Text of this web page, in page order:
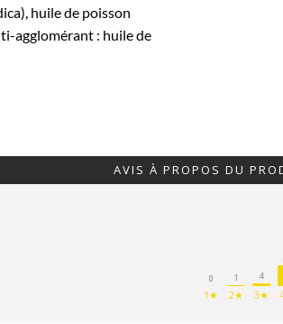
huile de poisson
agglomérant : huile de
AVIS À PROPOS DU
0
1★
1
2★
4
3★